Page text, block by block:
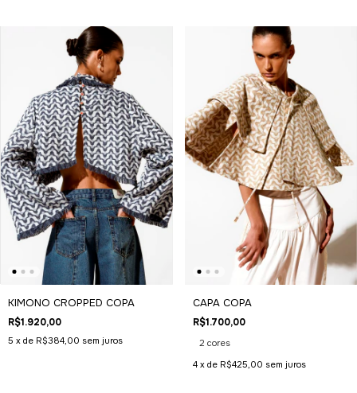
KIMONO CROPPED COPA
R$1.920,00
5 x de R$384,00 sem juros
CAPA COPA
R$1.700,00
2 cores
4 x de R$425,00 sem juros